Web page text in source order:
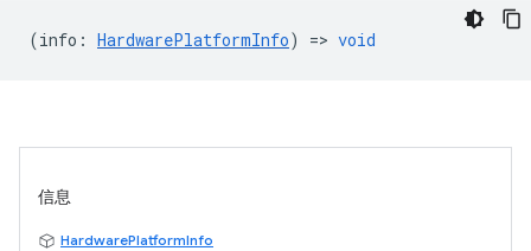
(info : HardwarePlatformInfo) => void
信息
HardwarePlatformInfo